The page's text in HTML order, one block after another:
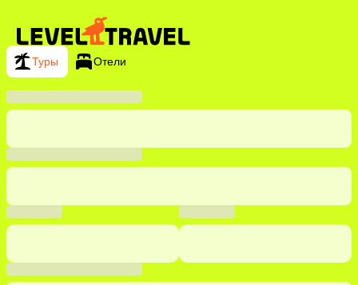
Туры Отели